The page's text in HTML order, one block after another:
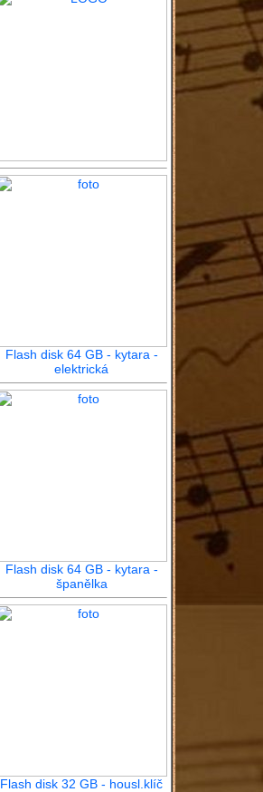
Flash disk 64 GB - kytara -
elektrická
Flash disk 64 GB - kytara -
španělka
Flash disk 32 GB - housl.klíč